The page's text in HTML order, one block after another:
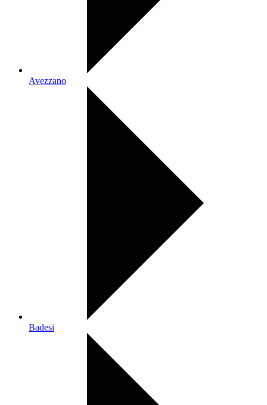
Avezzano
Badesi